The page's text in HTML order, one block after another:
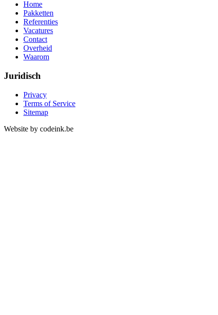
Home
Pakketten
Referenties
Vacatures
Contact
Overheid
Waarom
Juridisch
Privacy
Terms of Service
Sitemap
Website by codeink.be